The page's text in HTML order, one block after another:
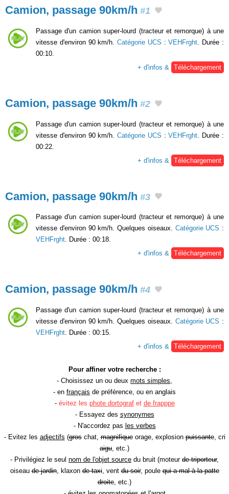
Camion, passage 90km/h #1
Passage d'un camion super-lourd (tracteur et remorque) à une
vitesse d'environ 90 km/h.Catégorie UCS :VEHFrght . Durée :
00:10.
+ d'infos &
Téléchargement
Camion, passage 90km/h #2
Passage d'un camion super-lourd (tracteur et remorque) à une
vitesse d'environ 90 km/h.Catégorie UCS :VEHFrght . Durée :
00:22.
+ d'infos &
Téléchargement
Camion, passage 90km/h #3
Passage d'un camion super-lourd (tracteur et remorque) à une
vitesse d'environ 90 km/h. Quelques oiseaux. Catégorie UCS :
VEHFrght. Durée : 00:18.
+ d'infos & Téléchargement
Camion, passage 90km/h #4
Passage d'un camion super-lourd (tracteur et remorque) à une
vitesse d'environ 90 km/h. Quelques oiseaux. Catégorie UCS :
VEHFrght . Durée : 00:15.
+ d'infos &
Téléchargement
Pour affiner votre recherche :
- Choisissez un ou deux mots simples
- en français de préférence, ou en anglais
- évitez les phote dortografet de frapppe
- Essayez des synonymes
- N'accordez pas les verbes
- Evitez les adjectifs (groschat,magnifiqueorage, explosionpuissante, cri
aigu , etc.)
- Privilégiez le seul nom de l'objet source du bruit (moteur de triporteur,
oiseaude jardin, klaxonde taxi, ventdu soir, poulequi a mal à la patte
droite , etc.)